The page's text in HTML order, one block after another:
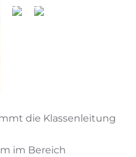
die Klassenleitung
im Bereich